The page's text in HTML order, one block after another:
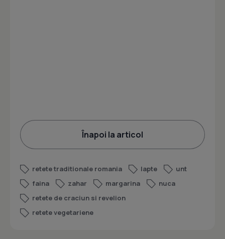
Înapoi la articol
retete traditionale romania lapte
unt
faina
zahar margarina
nuca
retete de craciun si revelion
retete vegetariene